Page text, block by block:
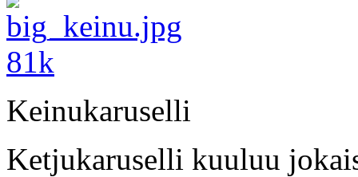
Keinukaruselli
Ketjukaruselli kuuluu